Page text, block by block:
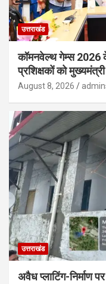
उत्तराखंड
कॉमनवेल्थ गेम्स
प्रशिक्षकों को
August 8, 2026
उत्तराखंड
अवैध प्लाटिंग-निर्माण